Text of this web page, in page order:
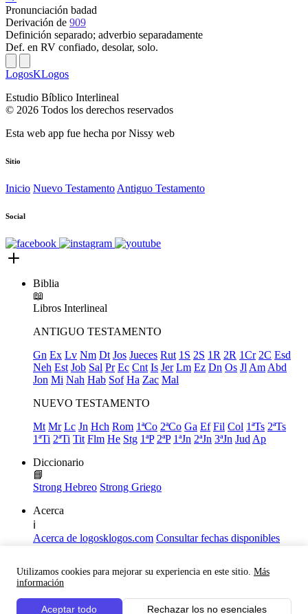
Utilizamos cookies para mejorar su experiencia en este sitio. Más
información
Aceptar todo Rechazar los no esenciales
Pronunciación badad
Derivación de 909
Definición separado; adverbio separadamente
Def. en RV confiado, desolar, solo.
LogosKLogos
Estudio Bíblico Interlineal
© 2026 Todos los derechos reservados
Esta web app fue hecha porNissy web
Sitio
Inicio Nuevo Testamento Antiguo Testamento
Social
Biblia
📖
Libros Interlineal
ANTIGUO TESTAMENTO
Gn Ex Lv Nm Dt Jos Jueces Rut 1S 2S 1R 2R 1Cr 2C Esd
Neh Est Job Sal Pr Ec Cnt Is Jer Lm Ez Dn Os Jl Am Abd
Jon Mi Nah Hab Sof Ha Zac Mal
NUEVO TESTAMENTO
Mt Mr Lc Jn Hch Rom 1ªCo 2ªCo Ga Ef Fil Col 1ªTs 2ªTs
1ªTi 2ªTi Tit Flm He Stg 1ªP 2ªP 1ªJn 2ªJn 3ªJn Jud Ap
Diccionario
📘
Strong Hebreo Strong Griego
Acerca
ℹ️
Acerca de logosklogos.com Consultar fechas disponibles
Links útiles
Facebook